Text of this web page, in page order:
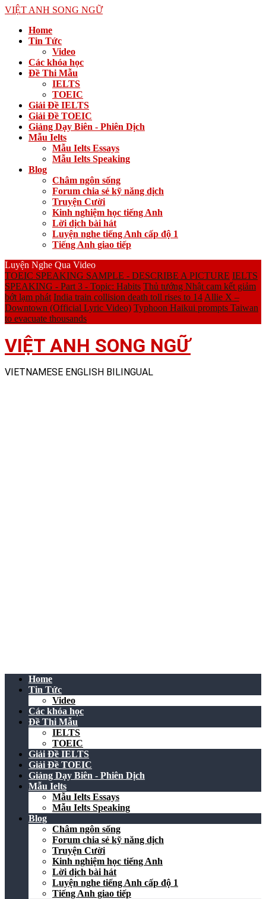
VIỆT ANH SONG NGỮ
Home
Tin Tức
Video
Các khóa học
Đề Thi Mẫu
IELTS
TOEIC
Giải Đề IELTS
Giải Đề TOEIC
Giảng Dạy Biên - Phiên Dịch
Mẫu Ielts
Mẫu Ielts Essays
Mẫu Ielts Speaking
Blog
Châm ngôn sống
Forum chia sẻ kỹ năng dịch
Truyện Cười
Kinh nghiệm học tiếng Anh
Lời dịch bài hát
Luyện nghe tiếng Anh cấp độ 1
Tiếng Anh giao tiếp
Luyện Nghe Qua Video
TOEIC SPEAKING SAMPLE - DESCRIBE A PICTURE IELTS
SPEAKING - Part 3 - Topic: Habits Thủ tướng Nhật cam kết giảm
bớt lạm phát India train collision death toll rises to 14 Allie X –
Downtown (Official Lyric Video) Typhoon Haikui prompts Taiwan
to evacuate thousands
VIỆT ANH SONG NGỮ
VIETNAMESE ENGLISH BILINGUAL
Home
Tin Tức
Video
Các khóa học
Đề Thi Mẫu
IELTS
TOEIC
Giải Đề IELTS
Giải Đề TOEIC
Giảng Dạy Biên - Phiên Dịch
Mẫu Ielts
Mẫu Ielts Essays
Mẫu Ielts Speaking
Blog
Châm ngôn sống
Forum chia sẻ kỹ năng dịch
Truyện Cười
Kinh nghiệm học tiếng Anh
Lời dịch bài hát
Luyện nghe tiếng Anh cấp độ 1
Tiếng Anh giao tiếp